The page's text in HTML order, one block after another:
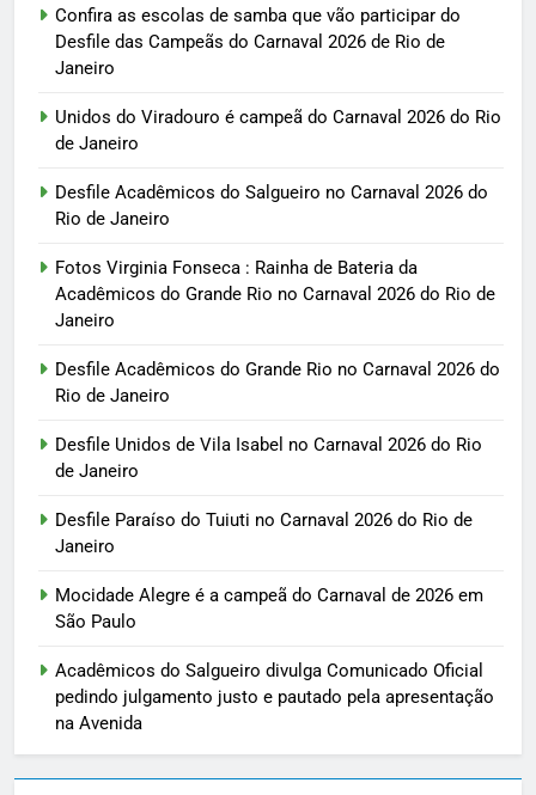
Confira as escolas de samba que vão participar do
Desfile das Campeãs do Carnaval 2026 de Rio de
Janeiro
Unidos do Viradouro é campeã do Carnaval 2026 do Rio
de Janeiro
Desfile Acadêmicos do Salgueiro no Carnaval 2026 do
Rio de Janeiro
Fotos Virginia Fonseca : Rainha de Bateria da
Acadêmicos do Grande Rio no Carnaval 2026 do Rio de
Janeiro
Desfile Acadêmicos do Grande Rio no Carnaval 2026 do
Rio de Janeiro
Desfile Unidos de Vila Isabel no Carnaval 2026 do Rio
de Janeiro
Desfile Paraíso do Tuiuti no Carnaval 2026 do Rio de
Janeiro
Mocidade Alegre é a campeã do Carnaval de 2026 em
São Paulo
Acadêmicos do Salgueiro divulga Comunicado Oficial
pedindo julgamento justo e pautado pela apresentação
na Avenida